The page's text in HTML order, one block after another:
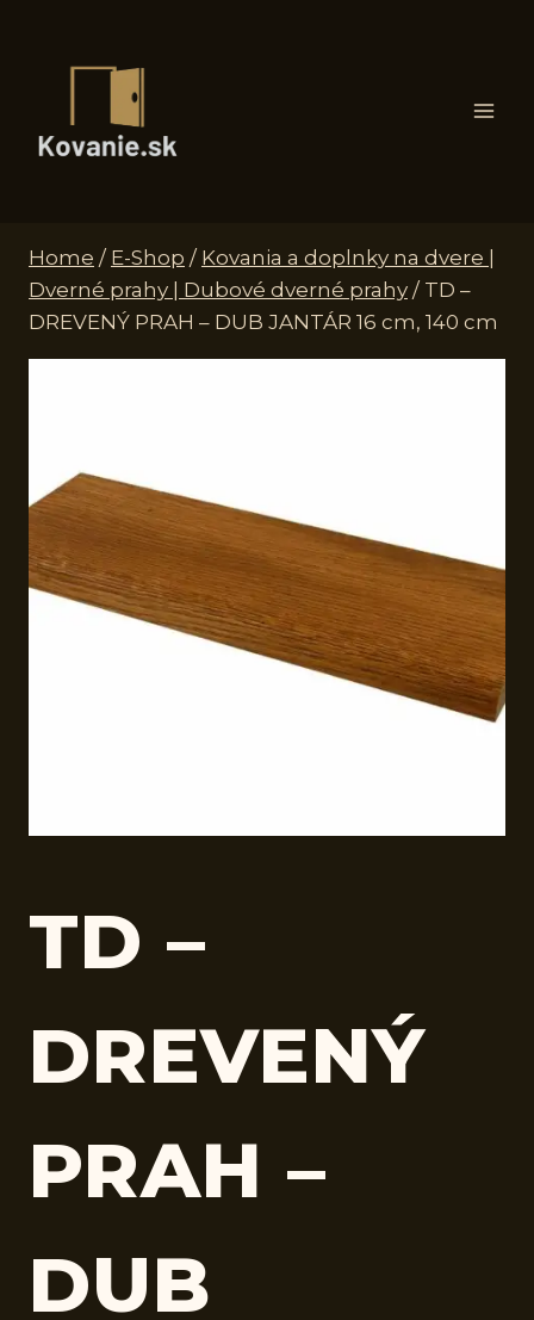
Home / E-Shop / Kovania a doplnky na dvere |
Dverné prahy | Dubové dverné prahy / TD –
DREVENÝ PRAH – DUB JANTÁR 16 cm, 140 cm
TD –
DREVENÝ
PRAH –
DUB